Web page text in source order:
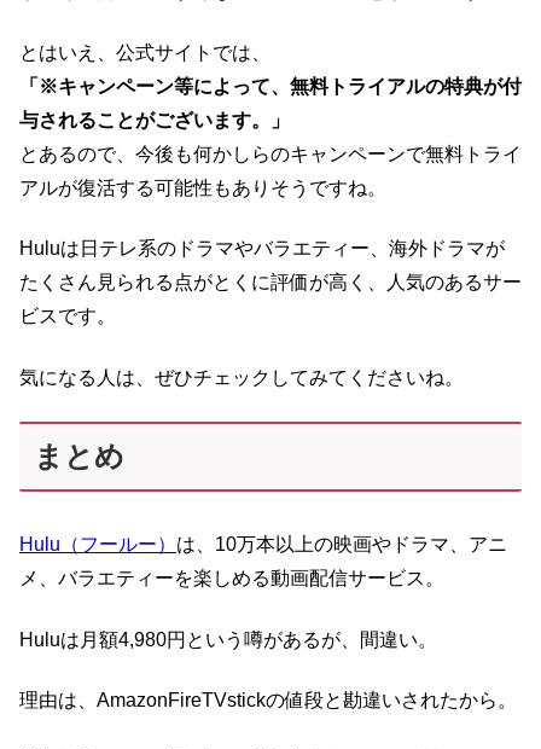
とはいえ、公式サイトでは、
「※キャンペーン等によって、無料トライアルの特典が付
与されることがございます。」
とあるので、今後も何かしらのキャンペーンで無料トライ
アルが復活する可能性もありそうですね。
Huluは日テレ系のドラマやバラエティー、海外ドラマが
たくさん見られる点がとくに評価が高く、人気のあるサー
ビスです。
気になる人は、ぜひチェックしてみてくださいね。
まとめ
Hulu（フールー） は、10万本以上の映画やドラマ、アニ
メ、バラエティーを楽しめる動画配信サービス。
Huluは月額4,980円という噂があるが、間違い。
理由は、AmazonFireTVstickの値段と勘違いされたから。